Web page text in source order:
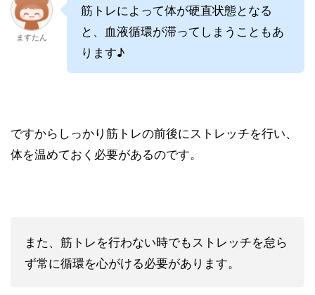
ますたん
筋トレによって体が硬直状態となる
と、血液循環が滞ってしまうこともあ
ります♪
ですからしっかり筋トレの前後にストレッチを行い、
体を温めておく必要があるのです。
また、筋トレを行わない時でもストレッチを怠ら
ず常に循環を心がける必要があります。